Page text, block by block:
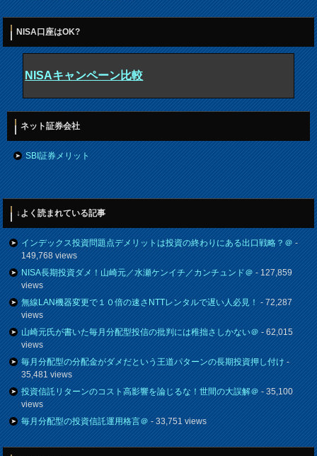
NISA口座はOK?
NISAキャンペーン比較
ネット証券会社
SBI証券メリット
↓よく読まれている記事
インデックス投資問題点デメリットは投資の終わりにある出口戦略？＠-
149,768 views
NISA長期投資ダメ！山崎元／水瀬ケンイチ／カンチュンド＠- 127,859
views
無線LAN機器変更で１０倍の速さNTTレンタルで遅い人必見！- 72,287
views
山崎元氏が書いた毎月分配型投信の批判には稚拙さしかない＠- 62,015
views
毎月分配型の分配金がダメだという王道パターンの長期投資押し付け-
35,481 views
投資信託リターンのコスト高影響を論じるな！世間の大誤解＠- 35,100
views
毎月分配型の投資信託運用格言＠- 33,751 views